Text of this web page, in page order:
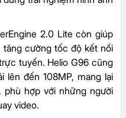
2.0 Lite còn giúp
tăng cường tốc độ kết nối
tuyến. Helio G96 cũng
lên đến 108MP, mang lại
hợp với những người
video.